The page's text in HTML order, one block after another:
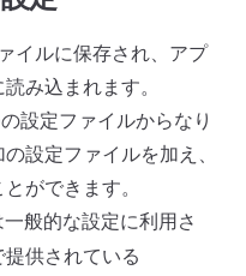
イルに保存され、アプ
み込まれます。
設定ファイルからなり
設定ファイルを加え、
ができます。
一般的な設定に利用さ
供されている